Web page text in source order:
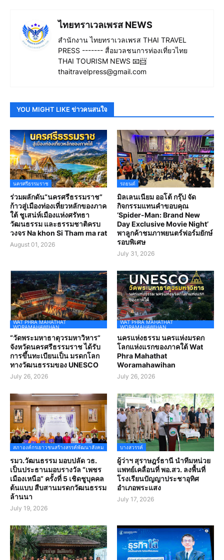
ไทยทราเวลเพรส NEWS
สำนักงาน ไทยทราเวลเพรส THAI TRAVEL
PRESS ------- สื่อมวลชนการท่องเที่ยวไทย
THAI TOURISM NEWS 📧📨
thaitravelpress@gmail.com
YOU MIGHT LIKE ข่าวคนสนใจ
นครศรีธรรมราช
ร่วมผลักดัน“นครศรีธรรมราช”
ก้าวสู่เมืองท่องเที่ยวหลักของภาค
ใต้ ชูเสน่ห์เมืองแห่งศรัทธา
วัฒนธรรม และธรรมชาติครบ
วงจร Na khon Si Tham ma rat
August 01, 2026
รถยนต์
มิลเลนเนียม ออโต้ กรุ๊ป จัด
กิจกรรมแทนคำขอบคุณ
‘Spider-Man: Brand New
Day Exclusive Movie Night’
พาลูกค้าชมภาพยนตร์ฟอร์มยักษ์
รอบพิเศษ
July 31, 2026
WAT PHRA MAHATHAT
WORAMAHAWIHAN
“วัดพระมหาธาตุวรมหาวิหาร”
จังหวัดนครศรีธรรมราช ได้รับ
การขึ้นทะเบียนเป็น มรดกโลก
ทางวัฒนธรรมของ UNESCO
July 26, 2026
WAT PHRA MAHATHAT
WORAMAHAWIHAN
นครแห่งธรรม นครแห่งมรดก
โลกแห่งแรกของภาคใต้ Wat
Phra Mahathat
Woramahawihan
July 26, 2026
สภาองค์กรเยาวชนสร้างสรรค์พัฒนาสังคม
รมว.วัฒนธรรม มอบปลัด วธ.
เป็นประธานมอบรางวัล “เพชร
เมืองเหนือ” ครั้งที่ 5 เชิดชูบุคคล
ต้นแบบ สืบสานมรดกวัฒนธรรม
ล้านนา
July 19, 2026
บางสวรรค์
ผู้ว่าฯ สุราษฎร์ธานี นำทีมหน่วย
แพทย์เคลื่อนที่ พอ.สว. ลงพื้นที่
โรงเรียนปัญญาประชาอุทิศ
อำเภอพระแสง
July 17, 2026